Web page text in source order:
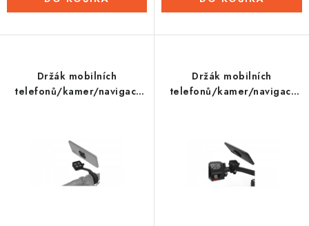
Držák mobilních
telefonů/kamer/navigací
řídítka, OXFORD
Držák mobilních
telefonů/kamer/navigací